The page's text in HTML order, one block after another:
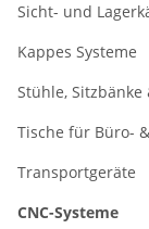
Sicht- und
Kappes Systeme
Stühle, Sitzbänke
Tische für Büro-
Transportgeräte
CNC-Systeme